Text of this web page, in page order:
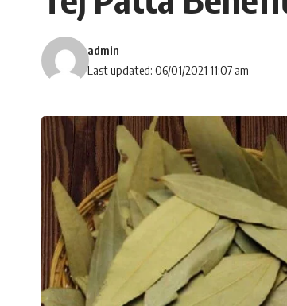
Last updated: 06/01/2021 11:07 am
admin